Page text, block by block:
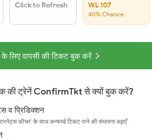
Click to Refresh WL 107
40% Chance
लिए वापसी की टिकट बुक करें
की ट्रेनें ConfirmTkt से क्यों बुक करें?
व प्रिडिक्शन
फ़ीचर' के साथ कन्फर्म्ड टिकट पाने की संभावना बढ़ाएँ